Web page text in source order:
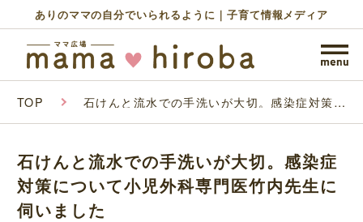
ありのママの自分でいられるように｜子育て情報メディア
TOP 石けんと流水での手洗いが大切。感染症対策に
石けんと流水での手洗いが大切。感染症
対策について小児外科専門医竹内先生に
伺いました